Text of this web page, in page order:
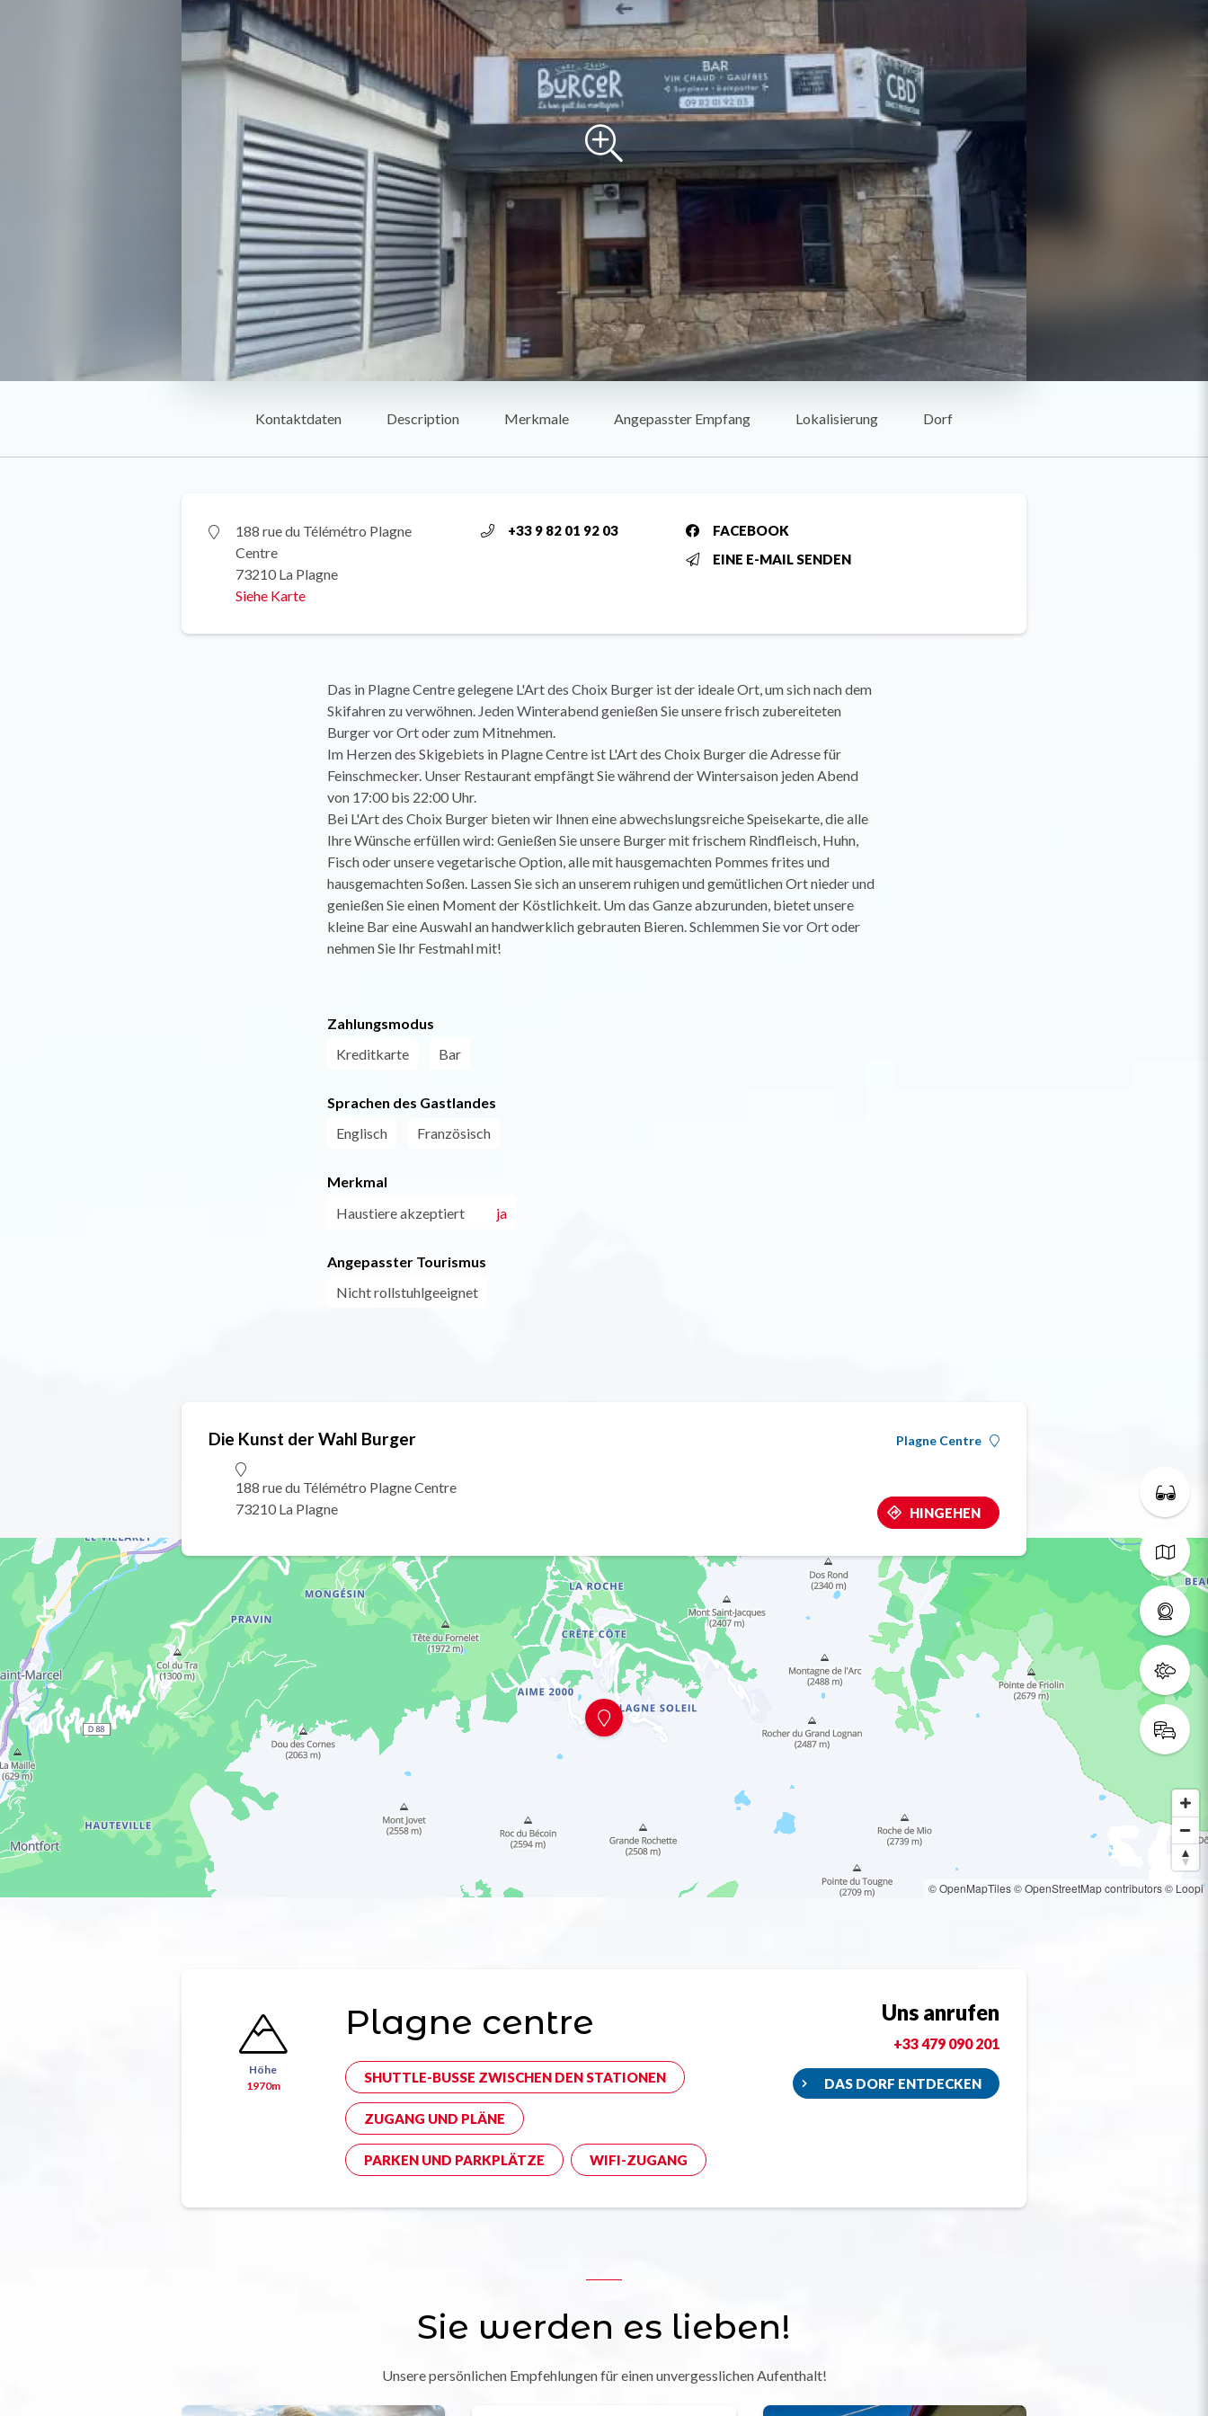
Kontaktdaten Description Merkmale Angepasster Empfang Lokalisierung Dorf
188 rue du Télémétro Plagne
Centre
73210 La Plagne
Siehe Karte
+33 9 82 01 92 03
FACEBOOK
EINE E-MAIL SENDEN
Das in Plagne Centre gelegene L'Art des Choix Burger ist der ideale Ort, um sich nach dem
Skifahren zu verwöhnen. Jeden Winterabend genießen Sie unsere frisch zubereiteten
Burger vor Ort oder zum Mitnehmen.
Im Herzen des Skigebiets in Plagne Centre ist L'Art des Choix Burger die Adresse für
Feinschmecker. Unser Restaurant empfängt Sie während der Wintersaison jeden Abend
von 17:00 bis 22:00 Uhr.
Bei L'Art des Choix Burger bieten wir Ihnen eine abwechslungsreiche Speisekarte, die alle
Ihre Wünsche erfüllen wird: Genießen Sie unsere Burger mit frischem Rindfleisch, Huhn,
Fisch oder unsere vegetarische Option, alle mit hausgemachten Pommes frites und
hausgemachten Soßen. Lassen Sie sich an unserem ruhigen und gemütlichen Ort nieder und
genießen Sie einen Moment der Köstlichkeit. Um das Ganze abzurunden, bietet unsere
kleine Bar eine Auswahl an handwerklich gebrauten Bieren. Schlemmen Sie vor Ort oder
nehmen Sie Ihr Festmahl mit!
Zahlungsmodus
Kreditkarte
Bar
Sprachen des Gastlandes
Englisch
Französisch
Merkmal
Haustiere akzeptiert
ja
Angepasster Tourismus
Nicht rollstuhlgeeignet
Die Kunst der Wahl Burger
188 rue du Télémétro Plagne Centre
73210 La Plagne
Plagne Centre
HINGEHEN
© OpenMapTiles© OpenStreetMap contributors© Loopi
Höhe
1970m
Plagne centre
SHUTTLE-BUSSE ZWISCHEN DEN STATIONEN
ZUGANG UND PLÄNE
PARKEN UND PARKPLÄTZE WIFI-ZUGANG
Uns anrufen
+33 479 090 201
DAS DORF ENTDECKEN
Sie werden es lieben!
Unsere persönlichen Empfehlungen für einen unvergesslichen Aufenthalt!